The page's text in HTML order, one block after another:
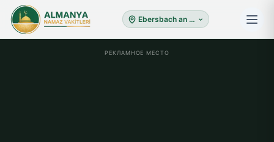
Ebersbach an der Fils
РЕКЛАМНОЕ МЕСТО